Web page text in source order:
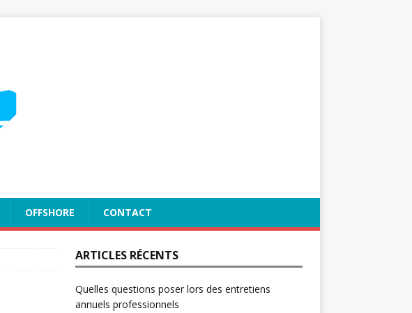
OFFSHORE CONTACT
ARTICLES RÉCENTS
Quelles questions poser lors des entretiens
annuels professionnels